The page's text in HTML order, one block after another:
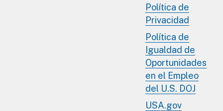
Política de
Privacidad
Política de
Igualdad de
Oportunidades
en el Empleo
del U.S. DOJ
USA.gov